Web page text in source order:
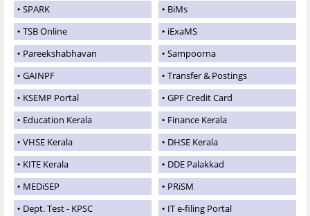
SPARK
BiMs
TSB Online
iExaMS
Pareekshabhavan
Sampoorna
GAINPF
Transfer & Postings
KSEMP Portal
GPF Credit Card
Education Kerala
Finance Kerala
VHSE Kerala
DHSE Kerala
KITE Kerala
DDE Palakkad
MEDiSEP
PRiSM
Dept. Test - KPSC
IT e-filing Portal